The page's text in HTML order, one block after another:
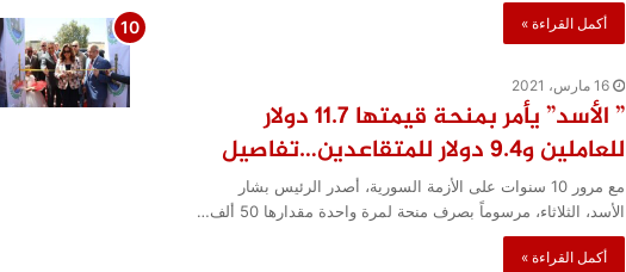
أكمل القراءة »
16 مارس، 2021
” الأسد” يأمر بمنحة قيمتها 11.7 دولار
للعاملين و9.4 دولار للمتقاعدين…تفاصيل
مع مرور 10 سنوات على الأزمة السورية، أصدر الرئيس بشار
الأسد، الثلاثاء، مرسوماً بصرف منحة لمرة واحدة مقدارها 50 ألف…
أكمل القراءة »